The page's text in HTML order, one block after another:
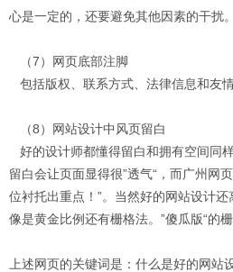
心是一定的，还要避免其他因素的干扰。
（7）网页底部注脚
包括版权、联系方式、法律信息和友情
（8）网站设计中风页留白
好的设计师都懂得留白和拥有空间同
留白会让页面显得很”透气“，而广州网
位衬托出重点！”。当然好的网站设计
像是黄金比例还有栅格法。”傻瓜版“的
上述网页的关键词是：什么是好的网